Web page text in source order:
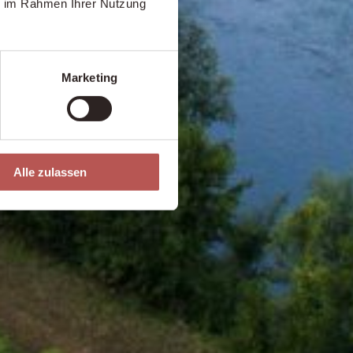
Rahmen Ihrer Nutzung
Marketing
Alle zulassen